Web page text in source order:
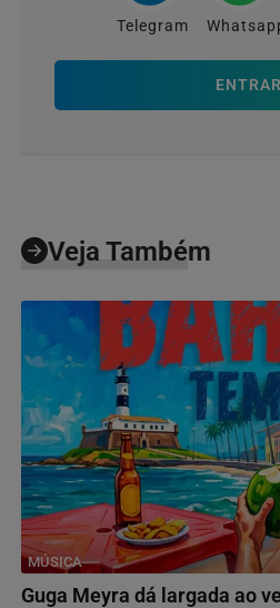
Telegram
ENTRAR
Veja Também
MÚSICA
Guga Meyra dá largada ao